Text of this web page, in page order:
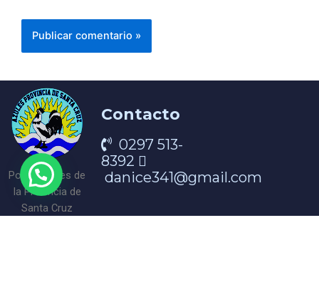
Portal Azules de
la Provincia de
Santa Cruz
Contacto
0297 513-
8392
danice341@gmail.com